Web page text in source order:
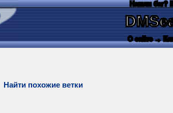
Нашли баг?
О сайте →
Найти похожие ветки